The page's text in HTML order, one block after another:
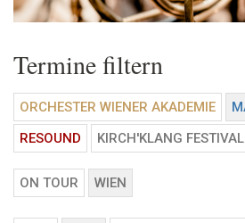
Termine filtern
ORCHESTER WIENER AKADEMIE
RESOUND
KIRCH'KLANG
ON TOUR WIEN